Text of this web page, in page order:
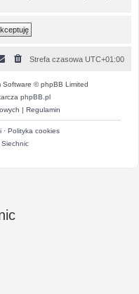
Strefa czasowa UTC+01:00
Software © phpBB Limited
phpBB.pl
| Regulamin
· Polityka cookies